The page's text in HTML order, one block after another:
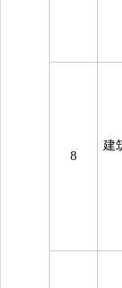
8
建